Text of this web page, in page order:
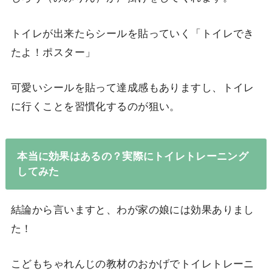
トイレが出来たらシールを貼っていく「トイレでき
たよ！ポスター」
可愛いシールを貼って達成感もありますし、トイレ
に行くことを習慣化するのが狙い。
本当に効果はあるの？実際にトイレトレーニング
してみた
結論から言いますと、わが家の娘には効果ありまし
た！
こどもちゃれんじの教材のおかげでトイレトレーニ